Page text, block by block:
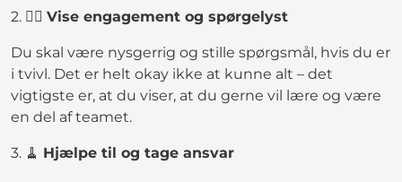
2. 🙋‍♂️ Vise engagement og spørgelyst
Du skal være nysgerrig og stille spørgsmål, hvis du er
i tvivl. Det er helt okay ikke at kunne alt – det
vigtigste er, at du viser, at du gerne vil lære og være
en del af teamet.
3. 🧹 Hjælpe til og tage ansvar